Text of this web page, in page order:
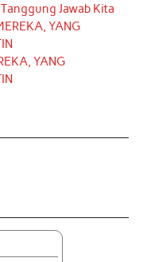
Jawab Kita
YANG
YANG